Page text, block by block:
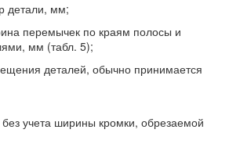
детали, мм;
перемычек по краям полосы и
мм (табл. 5);
деталей, обычно принимается
учета ширины кромки, обрезаемой